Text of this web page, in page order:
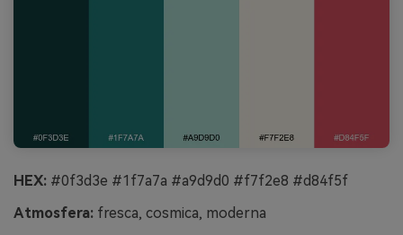
HEX: #0f3d3e #1f7a7a #a9d9d0 #f7f2e8 #d84f5f
Atmosfera: fresca, cosmica, moderna